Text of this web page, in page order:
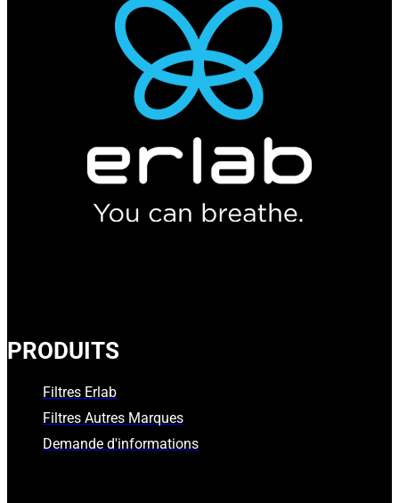
PRODUITS
Filtres Erlab
Filtres Autres Marques
Demande d'informations